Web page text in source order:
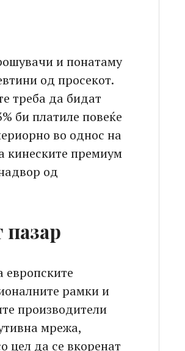
и понатаму
од просекот.
треба да бидат
би платиле повеќе
во однос на
кинеските премиум
од
пазар
европските
рамки и
производители
мрежа,
цел да се вкоренат